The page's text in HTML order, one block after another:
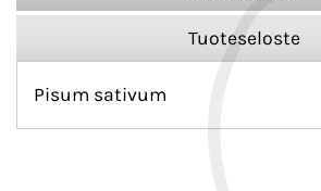
Tuoteseloste
Pisum sativum